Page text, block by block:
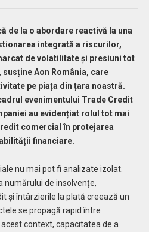
de la o abordare reactivă la una
integrată a riscurilor,
de volatilitate și presiuni tot
Aon România, care
pe piața din țara noastră.
evenimentului Trade Credit
au evidențiat rolul tot mai
comercial în protejarea
financiare.
nu mai pot fi analizate izolat.
numărului de insolvențe,
și întârzierile la plată creează un
se propagă rapid între
context, capacitatea de a